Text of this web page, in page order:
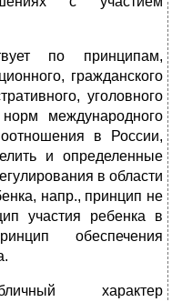
по принципам,
гражданского
уголовного
международного
в России,
и определенные
в области
напр., принцип не
участия ребенка в
обеспечения
характер